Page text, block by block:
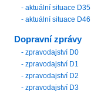
- aktuální situace D35
- aktuální situace D46
Dopravní zprávy
- zpravodajství D0
- zpravodajství D1
- zpravodajství D2
- zpravodajství D3